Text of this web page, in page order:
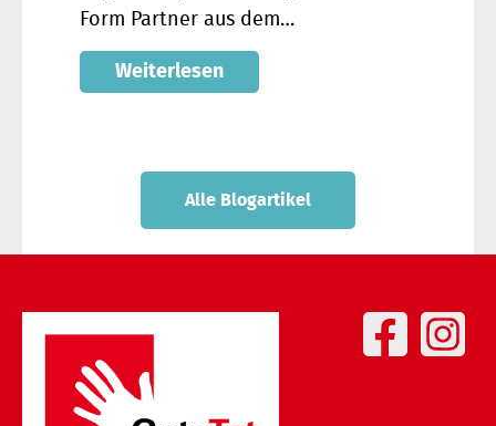
Form Partner aus dem…
Weiterlesen
Alle Blogartikel